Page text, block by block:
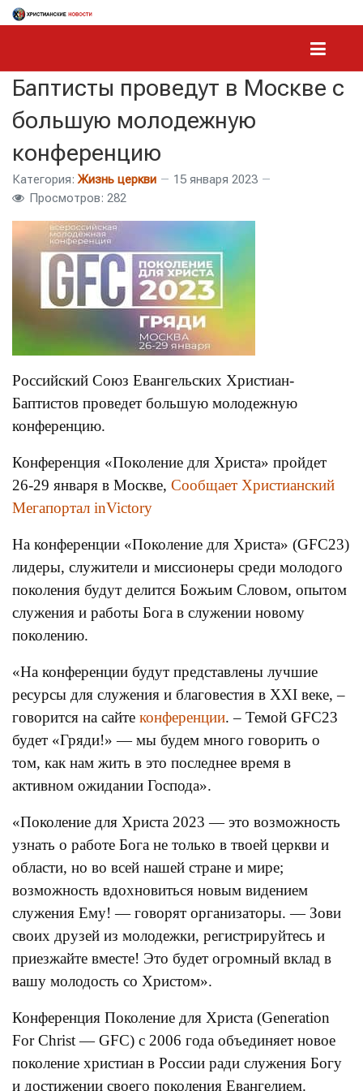
Баптисты проведут в Москве с
большую молодежную
конференцию
Категория: Жизнь церкви
15 января 2023
Просмотров: 282
Российский Союз Евангельских Христиан-
Баптистов проведет большую молодежную
конференцию.
Конференция «Поколение для Христа» пройдет
26-29 января в Москве, Сообщает Христианский
Мегапортал inVictory
На конференции «Поколение для Христа» (GFC23)
лидеры, служители и миссионеры среди молодого
поколения будут делится Божьим Словом, опытом
служения и работы Бога в служении новому
поколению.
«На конференции будут представлены лучшие
ресурсы для служения и благовестия в XXI веке, –
говорится на сайте конференции. – Темой GFC23
будет «Гряди!» — мы будем много говорить о
том, как нам жить в это последнее время в
активном ожидании Господа».
«Поколение для Христа 2023 — это возможность
узнать о работе Бога не только в твоей церкви и
области, но во всей нашей стране и мире;
возможность вдохновиться новым видением
служения Ему! — говорят организаторы. — Зови
своих друзей из молодежки, регистрируйтесь и
приезжайте вместе! Это будет огромный вклад в
вашу молодость со Христом».
Конференция Поколение для Христа (Generation
For Christ — GFC) c 2006 года объединяет новое
поколение христиан в России ради служения Богу
и достижении своего поколения Евангелием.